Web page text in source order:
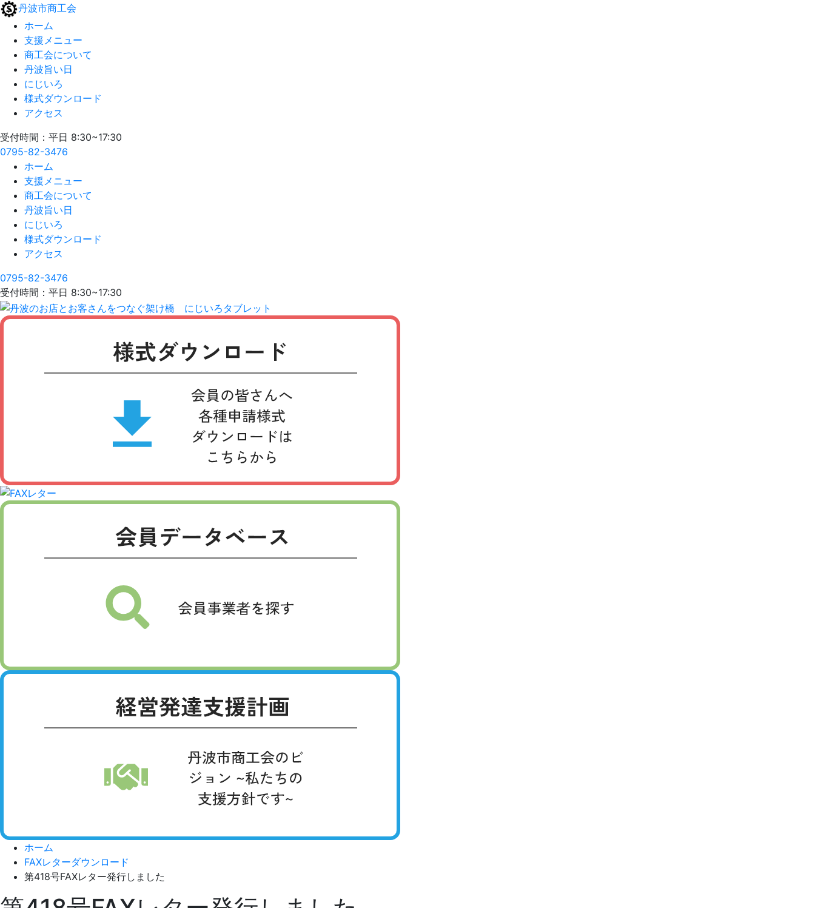
丹波市商工会
ホーム
支援メニュー
商工会について
丹波旨い日
にじいろ
様式ダウンロード
アクセス
受付時間：平日 8:30~17:30
0795-82-3476
ホーム
支援メニュー
商工会について
丹波旨い日
にじいろ
様式ダウンロード
アクセス
0795-82-3476
受付時間：平日 8:30~17:30
ホーム
FAXレターダウンロード
第418号FAXレター発行しました